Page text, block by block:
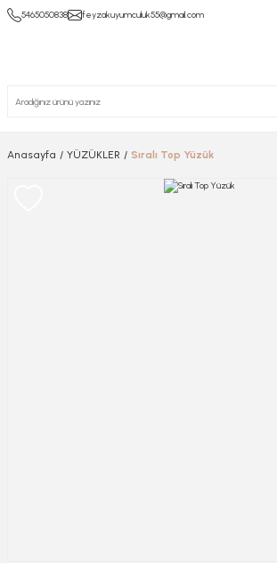
5465050838 feyzakuyumculuk55@gmail.com
Anasayfa YÜZÜKLER Sıralı Top Yüzük